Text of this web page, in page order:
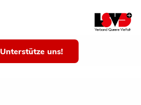
Unterstütze uns!